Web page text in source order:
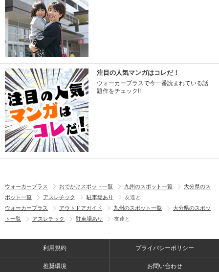
注目の人気マンガはコレだ！
ウォーカープラスで今一番読まれている話
題作をチェック!!
ウォーカープラス おでかけスポット一覧 九州のスポット一覧
大分県のス
ポット一覧
アスレチック 駐車場あり
友達と
ウォーカープラス
アウトドアガイド 九州のスポット一覧
大分県のスポッ
ト一覧
アスレチック 駐車場あり 友達と
利用規約 プライバシーポリシー
推奨環境 お問い合わせ